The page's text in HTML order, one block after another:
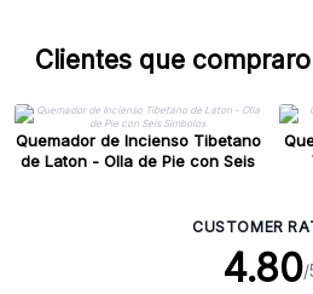
Clientes que
Quemador de Incienso Tibetano
de Laton - Olla de Pie con Seis
CUSTOMER
4.80/